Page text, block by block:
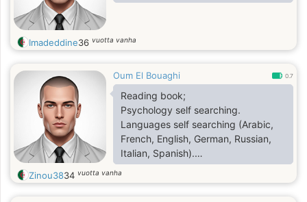
Imadeddine36 vuotta vanha
Oum El Bouaghi 0.7
Reading book;
Psychology self searching.
Languages self searching (Arabic,
French, English, German, Russian,
Italian, Spanish).
Running marathon.
Bücher lesen;
Zinou3834 vuotta vanha